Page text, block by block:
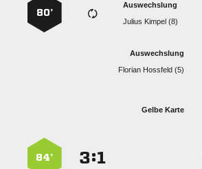
Auswechslung
  
80’
Auswechslung
  
Gelbe Karte
:
84’